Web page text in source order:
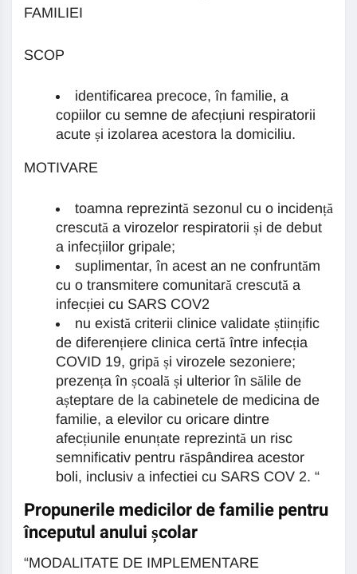
FAMILIEI
SCOP
identificarea precoce, în familie, a
copiilor cu semne de afecțiuni respiratorii
acute și izolarea acestora la domiciliu.
MOTIVARE
toamna reprezintă sezonul cu o incidență
crescută a virozelor respiratorii și de debut
a infecțiilor gripale;
suplimentar, în acest an ne confruntăm
cu o transmitere comunitară crescută a
infecției cu SARS COV2
nu există criterii clinice validate științific
de diferențiere clinica certă între infecția
COVID 19, gripă și virozele sezoniere;
prezența în școală și ulterior în sălile de
așteptare de la cabinetele de medicina de
familie, a elevilor cu oricare dintre
afecțiunile enunțate reprezintă un risc
semnificativ pentru răspândirea acestor
boli, inclusiv a infectiei cu SARS COV 2. “
Propunerile medicilor de familie pentru
începutul anului școlar
“MODALITATE DE IMPLEMENTARE